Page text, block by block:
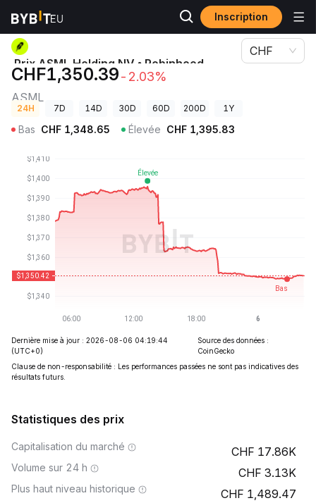
Inscription
Prix des cryptos Prix ASML Holding NV • Robinhood Token ASML
Prix ASML Holding NV • Robinhood
Token
ASML
CHF1,350.39-2.03%
CHF
24H 7D 14D 30D 60D 200D 1Y
Bas CHF 1,348.65 Élevée CHF 1,395.83
Dernière mise à jour : 2026-08-06 04:19:44
(UTC+0)
Source des données :
CoinGecko
Clause de non-responsabilité : Les performances passées ne sont pas indicatives des
résultats futurs.
Statistiques des prix
Capitalisation du marché 17.86K
Volume sur 24 h 3.13K
Plus haut niveau historique 1,489.47